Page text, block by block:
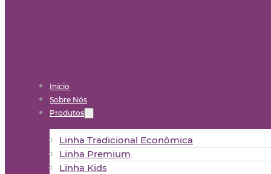
Início
Sobre Nós
Produtos
Linha Tradicional Econômica
Linha Premium
Linha Kids